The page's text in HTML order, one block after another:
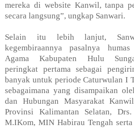
mereka di website Kanwil, tanpa
secara langsung”, ungkap Sanwari.
Selain itu lebih lanjut,
kegembiraannya pasalnya
Agama Kabupaten Hulu
peringkat pertama sebagai
banyak untuk periode Caturwulan I
sebagaimana yang disampaikan
dan Hubungan Masyarakat
Provinsi Kalimantan Selatan,
M.IKom, MIN Habirau Tengah